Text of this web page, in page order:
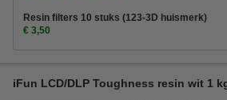
Resin filters 10 stuks (123-3D huismerk)
€ 3,50
iFun LCD/DLP Toughness resin wit 1